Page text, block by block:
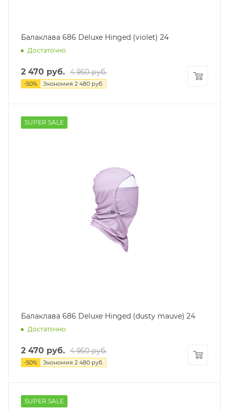
Балаклава 686 Deluxe Hinged (violet) 24
Достаточно
2 470 руб. 4 950руб.
-50% Экономия 2 480 руб.
SUPER SALE
Балаклава 686 Deluxe Hinged (dusty mauve) 24
Достаточно
2 470 руб. 4 950руб.
-50% Экономия 2 480 руб.
SUPER SALE